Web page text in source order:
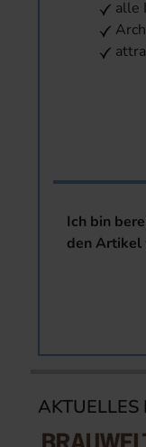
alle
Ich bin
den Artikel
AKTUELLES